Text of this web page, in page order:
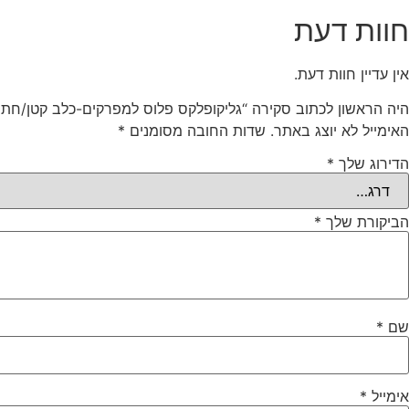
חוות דעת
אין עדיין חוות דעת.
היה הראשון לכתוב סקירה “גליקופלקס פלוס למפרקים-כלב קטן/חתול
האימייל לא יוצג באתר. שדות החובה מסומנים *
הדירוג שלך *
הביקורת שלך *
שם *
אימייל *